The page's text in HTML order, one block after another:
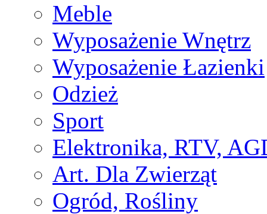
Meble
Wyposażenie Wnętrz
Wyposażenie Łazienki
Odzież
Sport
Elektronika, RTV,
Art. Dla Zwierząt
Ogród, Rośliny